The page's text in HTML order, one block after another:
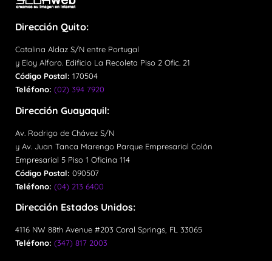
Dirección Quito:
Catalina Aldaz S/N entre Portugal
y Eloy Alfaro. Edificio La Recoleta Piso 2 Ofic. 21
Código Postal: 170504
Teléfono: (02) 394 7920
Dirección Guayaquil:
Av. Rodrigo de Chávez S/N
y Av. Juan Tanca Marengo Parque Empresarial Colón
Empresarial 5 Piso 1 Oficina 114
Código Postal: 090507
Teléfono: (04) 213 6400
Dirección Estados Unidos:
4116 NW 88th Avenue #203 Coral Springs, FL 33065
Teléfono: (347) 817 2003